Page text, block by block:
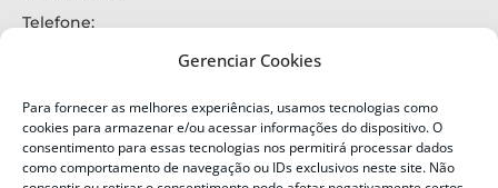
Gerenciar Cookies
Para fornecer as melhores experiências, usamos tecnologias como
cookies para armazenar e/ou acessar informações do dispositivo. O
consentimento para essas tecnologias nos permitirá processar dados
como comportamento de navegação ou IDs exclusivos neste site. Não
Telefone:
Alertas Defesa Civil:
SMS 40199